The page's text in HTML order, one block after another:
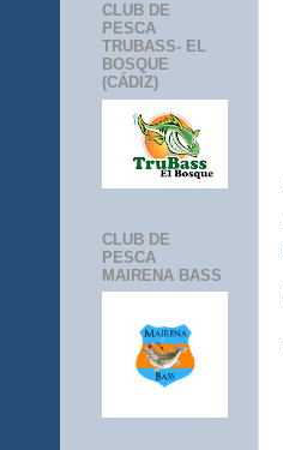
CLUB DE
PESCA
TRUBASS- EL
BOSQUE
(CÁDIZ)
CLUB DE
PESCA
MAIRENA BASS